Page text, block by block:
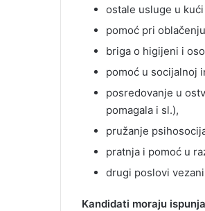
ostale usluge u
pomoć pri
briga o higijeni i
pomoć u socijalnoj
posredovanje u
pomagala i sl.),
pružanje
pratnja i pomoć u
drugi poslovi
Kandidati moraju